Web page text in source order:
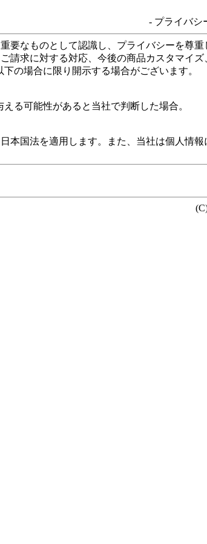
- プライバシ
要なものとして認識し、プライバシーを尊
請求に対する対応、今後の商品カスタマイ
の場合に限り開示する場合がございます。
る可能性があると当社で判断した場合。
本国法を適用します。また、当社は個人情